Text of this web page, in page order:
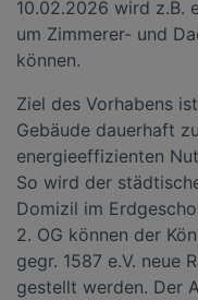
10.02.2026 wird z.B.
um Zimmerer- und
können.
Ziel des Vorhabens
Gebäude dauerhaft
energieeffizienten
So wird der
Domizil im
2. OG können der
gegr. 1587 e.V. neue
gestellt werden. Der